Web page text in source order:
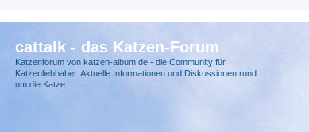
cattalk - das Katzen-Forum
Katzenforum von katzen-album.de - die Community für
Katzenliebhaber. Aktuelle Informationen und Diskussionen rund
um die Katze.